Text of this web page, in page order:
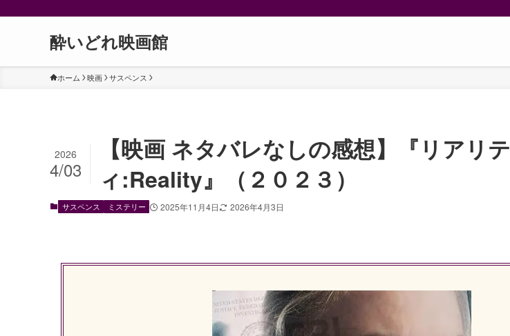
酔いどれ映画館
ホーム 映画 サスペンス
【映画 ネタバレなしの感想】『リアリテ
ィ:Reality』（２０２３）
2026
4/03
サスペンス ミステリー 2025年11月4日 2026年4月3日